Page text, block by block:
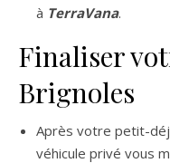
à TerraVana.
Finaliser
Brignoles
Après votre petit-
véhicule privé vous